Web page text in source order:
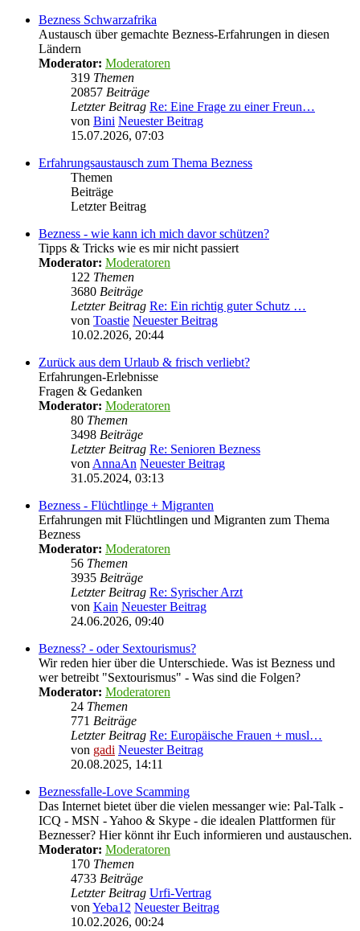
Bezness Schwarzafrika
Austausch über gemachte Bezness-Erfahrungen in diesen
Ländern
Moderator: Moderatoren
319 Themen
20857 Beiträge
Letzter Beitrag Re: Eine Frage zu einer Freun…
von Bini Neuester Beitrag
15.07.2026, 07:03
Erfahrungsaustausch zum Thema Bezness
Themen
Beiträge
Letzter Beitrag
Bezness - wie kann ich mich davor schützen?
Tipps & Tricks wie es mir nicht passiert
Moderator: Moderatoren
122 Themen
3680 Beiträge
Letzter Beitrag Re: Ein richtig guter Schutz …
von Toastie Neuester Beitrag
10.02.2026, 20:44
Zurück aus dem Urlaub & frisch verliebt?
Erfahrungen-Erlebnisse
Fragen & Gedanken
Moderator: Moderatoren
80 Themen
3498 Beiträge
Letzter Beitrag Re: Senioren Bezness
von AnnaAn Neuester Beitrag
31.05.2024, 03:13
Bezness - Flüchtlinge + Migranten
Erfahrungen mit Flüchtlingen und Migranten zum Thema
Bezness
Moderator: Moderatoren
56 Themen
3935 Beiträge
Letzter Beitrag Re: Syrischer Arzt
von Kain Neuester Beitrag
24.06.2026, 09:40
Bezness? - oder Sextourismus?
Wir reden hier über die Unterschiede. Was ist Bezness und
wer betreibt "Sextourismus" - Was sind die Folgen?
Moderator: Moderatoren
24 Themen
771 Beiträge
Letzter Beitrag Re: Europäische Frauen + musl…
von gadi Neuester Beitrag
20.08.2025, 14:11
Beznessfalle-Love Scamming
Das Internet bietet über die vielen messanger wie: Pal-Talk -
ICQ - MSN - Yahoo & Skype - die idealen Plattformen für
Beznesser? Hier könnt ihr Euch informieren und austauschen.
Moderator: Moderatoren
170 Themen
4733 Beiträge
Letzter Beitrag Urfi-Vertrag
von Yeba12 Neuester Beitrag
10.02.2026, 00:24